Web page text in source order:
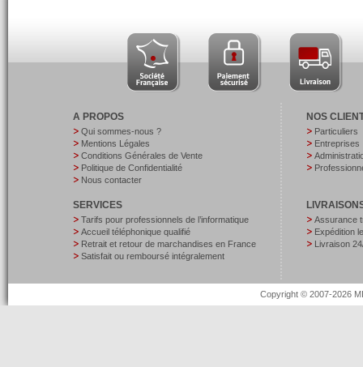
A PROPOS
Qui sommes-nous ?
Mentions Légales
Conditions Générales de Vente
Politique de Confidentialité
Nous contacter
SERVICES
Tarifs pour professionnels de l’informatique
Accueil téléphonique qualifié
Retrait et retour de marchandises en France
Satisfait ou remboursé intégralement
NOS
Particuliers
Entreprises
Assurance
Expédition
Livraison
Copyright © 2007-2026